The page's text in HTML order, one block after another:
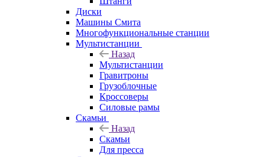
Диски
Машины Смита
Многофункциональные станции
Мультистанции
Назад
Мультистанции
Гравитроны
Грузоблочные
Кроссоверы
Силовые рамы
Скамьи
Назад
Скамьи
Для пресса